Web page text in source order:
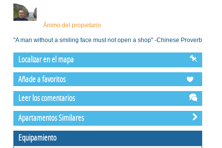
Ánimo del propietario
"A man without a smiling face must not open a shop" -Chinese Proverb
Localizar en el mapa
Añade a favoritos
Leer los comentarios
Apartamentos Similares
Equipamiento